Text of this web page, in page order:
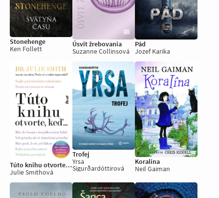
Stonehenge
Ken Follett
Úsvit žrebovania
Suzanne Collinsová
Pád
Jozef Karika
Túto knihu otvorte, keď...
Julie Smithová
Trofej
Yrsa
Sigurðardóttirová
Koralína
Neil Gaiman